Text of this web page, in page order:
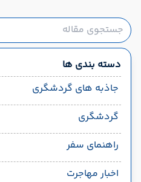
دسته بندی ها
جاذبه های گردشگری
گردشگری
راهنمای سفر
اخبار مهاجرت